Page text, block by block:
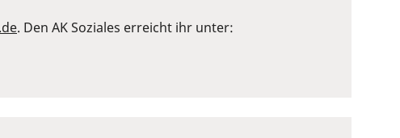
. Den AK Soziales erreicht ihr unter: